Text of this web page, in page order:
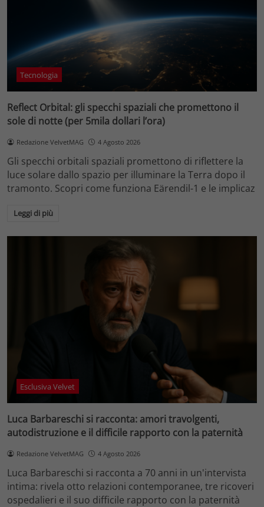
Tecnologia
Reflect Orbital: gli specchi spaziali che promettono il
sole di notte (per 5mila dollari l’ora)
Redazione VelvetMAG 4 Agosto 2026
Gli specchi orbitali spaziali promettono di riflettere la
luce solare dallo spazio per illuminare la Terra dopo il
tramonto. Scopri come funziona Eärendil-1 e le implicaz
Leggi di più
Esclusiva Velvet
Luca Barbareschi si racconta: amori travolgenti,
autodistruzione e il difficile rapporto con la paternità
Redazione VelvetMAG 4 Agosto 2026
Luca Barbareschi si racconta a 70 anni in un'intervista
intima: rivela otto relazioni contemporanee, tre ricoveri
ospedalieri e il suo difficile rapporto con la paternità